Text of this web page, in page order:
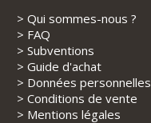
> Qui sommes-nous ?
> FAQ
> Subventions
> Guide d'achat
> Données personnelles
> Conditions de vente
> Mentions légales